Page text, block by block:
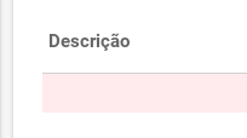
Descrição